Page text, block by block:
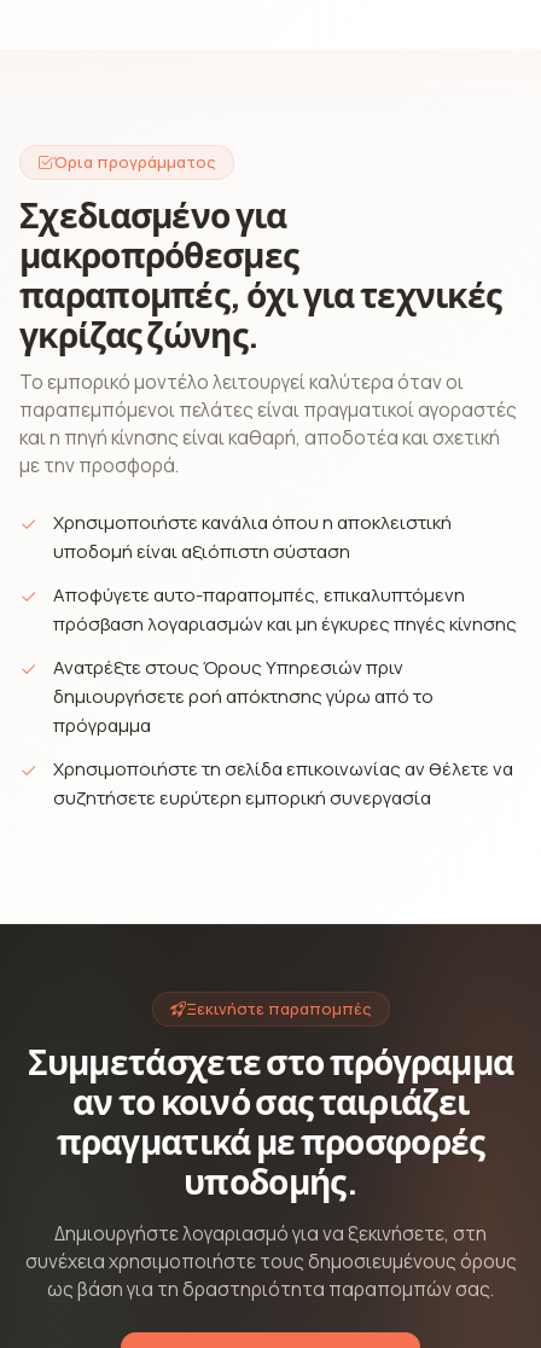
Όρια προγράμματος
Σχεδιασμένο για
μακροπρόθεσμες
παραπομπές, όχι για τεχνικές
γκρίζας ζώνης.
Το εμπορικό μοντέλο λειτουργεί καλύτερα όταν οι
παραπεμπόμενοι πελάτες είναι πραγματικοί αγοραστές
και η πηγή κίνησης είναι καθαρή, αποδοτέα και σχετική
με την προσφορά.
Χρησιμοποιήστε κανάλια όπου η αποκλειστική
υποδομή είναι αξιόπιστη σύσταση
Αποφύγετε αυτο-παραπομπές, επικαλυπτόμενη
πρόσβαση λογαριασμών και μη έγκυρες πηγές κίνησης
Ανατρέξτε στους Όρους Υπηρεσιών πριν
δημιουργήσετε ροή απόκτησης γύρω από το
πρόγραμμα
Χρησιμοποιήστε τη σελίδα επικοινωνίας αν θέλετε να
συζητήσετε ευρύτερη εμπορική συνεργασία
Ξεκινήστε παραπομπές
Συμμετάσχετε στο πρόγραμμα
αν το κοινό σας ταιριάζει
πραγματικά με προσφορές
υποδομής.
Δημιουργήστε λογαριασμό για να ξεκινήσετε, στη
συνέχεια χρησιμοποιήστε τους δημοσιευμένους όρους
ως βάση για τη δραστηριότητα παραπομπών σας.